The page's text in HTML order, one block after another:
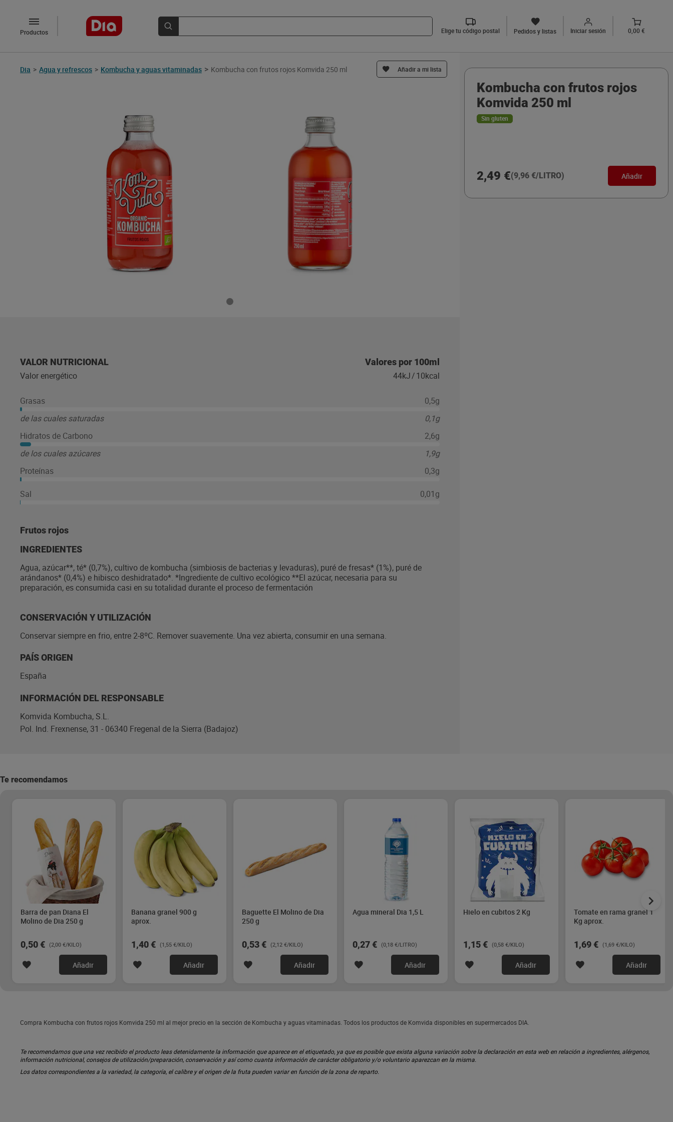
Productos Elige tu código postal Pedidos y listas Iniciar sesión 0,00 €
Dia > Agua y refrescos > Kombucha y aguas vitaminadas > Kombucha con frutos rojos Komvida 250 ml Añadir a mi lista
VALOR NUTRICIONAL Valores por 100ml
Valor energético 44kJ/10kcal
Grasas
0,5g
de las cuales saturadas
0,1g
Hidratos de Carbono
2,6g
de los cuales azúcares
1,9g
Proteínas
0,3g
Sal 0,01g
Frutos rojos
INGREDIENTES
Agua, azúcar**, té* (0,7%), cultivo de kombucha (simbiosis de bacterias y levaduras), puré de fresas* (1%), puré de
arándanos* (0,4%) e hibisco deshidratado*. *Ingrediente de cultivo ecológico **El azúcar, necesaria para su
preparación, es consumida casi en su totalidad durante el proceso de fermentación
CONSERVACIÓN Y UTILIZACIÓN
Conservar siempre en frio, entre 2-8ºC. Remover suavemente. Una vez abierta, consumir en una semana.
PAÍS ORIGEN
España
INFORMACIÓN DEL RESPONSABLE
Komvida Kombucha, S.L.
Pol. Ind. Frexnense, 31 - 06340 Fregenal de la Sierra (Badajoz)
Kombucha con frutos rojos
Komvida 250 ml
Sin gluten
2,49 €(9,96 €/LITRO) Añadir
Te recomendamos
Barra de pan Diana El
Molino de Dia 250 g
0,50 € (2,00 €/KILO)
Añadir
Banana granel 900 g
aprox.
1,40 € (1,55 €/KILO)
Añadir
Baguette El Molino de Dia
250 g
0,53 € (2,12 €/KILO)
Añadir
Agua mineral Dia 1,5 L
0,27 € (0,18 €/LITRO)
Añadir
Hielo en cubitos 2 Kg
1,15 € (0,58 €/KILO)
Añadir
Tomate en rama granel 1
Kg aprox.
1,69 € (1,69 €/KILO)
Añadir
Compra Kombucha con frutos rojos Komvida 250 ml al mejor precio en la sección de Kombucha y aguas vitaminadas. Todos los productos de Komvida disponibles en supermercados DIA.
Te recomendamos que una vez recibido el producto leas detenidamente la información que aparece en el etiquetado, ya que es posible que exista alguna variación sobre la declaración en esta web en relación a ingredientes, alérgenos,
información nutricional, consejos de utilización/preparación, conservación y así como cuanta información de carácter obligatorio y/o voluntario aparezcan en la misma.
Los datos correspondientes a la variedad, la categoría, el calibre y el origen de la fruta pueden variar en función de la zona de reparto.